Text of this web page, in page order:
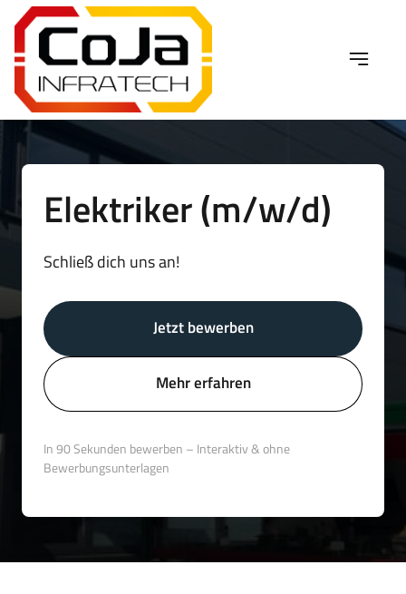
Elektriker (m/w/d)
Schließ dich uns an!
Jetzt bewerben
Mehr erfahren
In 90 Sekunden bewerben – Interaktiv & ohne
Bewerbungsunterlagen